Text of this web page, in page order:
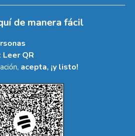
de manera fácil
Leer QR
acepta, ¡y listo!